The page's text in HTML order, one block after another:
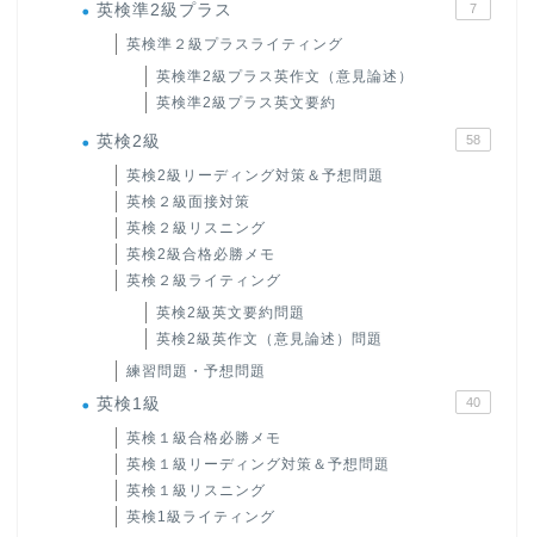
英検準2級プラス 7
英検準２級プラスライティング
英検準2級プラス英作文（意見論述）
英検準2級プラス英文要約
英検2級 58
英検2級リーディング対策＆予想問題
英検２級面接対策
英検２級リスニング
英検2級合格必勝メモ
英検２級ライティング
英検2級英文要約問題
英検2級英作文（意見論述）問題
練習問題・予想問題
英検1級 40
英検１級合格必勝メモ
英検１級リーディング対策＆予想問題
英検１級リスニング
英検1級ライティング